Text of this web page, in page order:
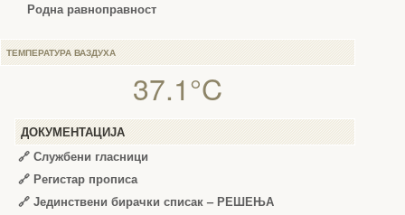
Родна равноправност
ТЕМПЕРАТУРА ВАЗДУХА
37.1°C
ДОКУМЕНТАЦИЈА
🔗 Службени гласници
🔗 Регистар прописа
🔗 Јединствени бирачки списак – РЕШЕЊА